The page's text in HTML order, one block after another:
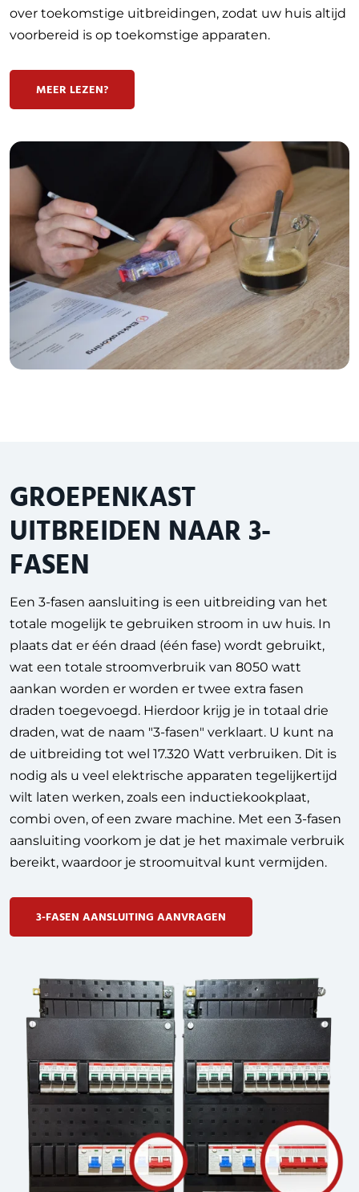
over toekomstige uitbreidingen, zodat uw huis altijd
voorbereid is op toekomstige apparaten.
MEER LEZEN?
GROEPENKAST
UITBREIDEN NAAR 3-
FASEN
Een 3-fasen aansluiting is een uitbreiding van het
totale mogelijk te gebruiken stroom in uw huis. In
plaats dat er één draad (één fase) wordt gebruikt,
wat een totale stroomverbruik van 8050 watt
aankan worden er worden er twee extra fasen
draden toegevoegd. Hierdoor krijg je in totaal drie
draden, wat de naam "3-fasen" verklaart. U kunt na
de uitbreiding tot wel 17.320 Watt verbruiken. Dit is
nodig als u veel elektrische apparaten tegelijkertijd
wilt laten werken, zoals een inductiekookplaat,
combi oven, of een zware machine. Met een 3-fasen
aansluiting voorkom je dat je het maximale verbruik
bereikt, waardoor je stroomuitval kunt vermijden.
3-FASEN AANSLUITING AANVRAGEN